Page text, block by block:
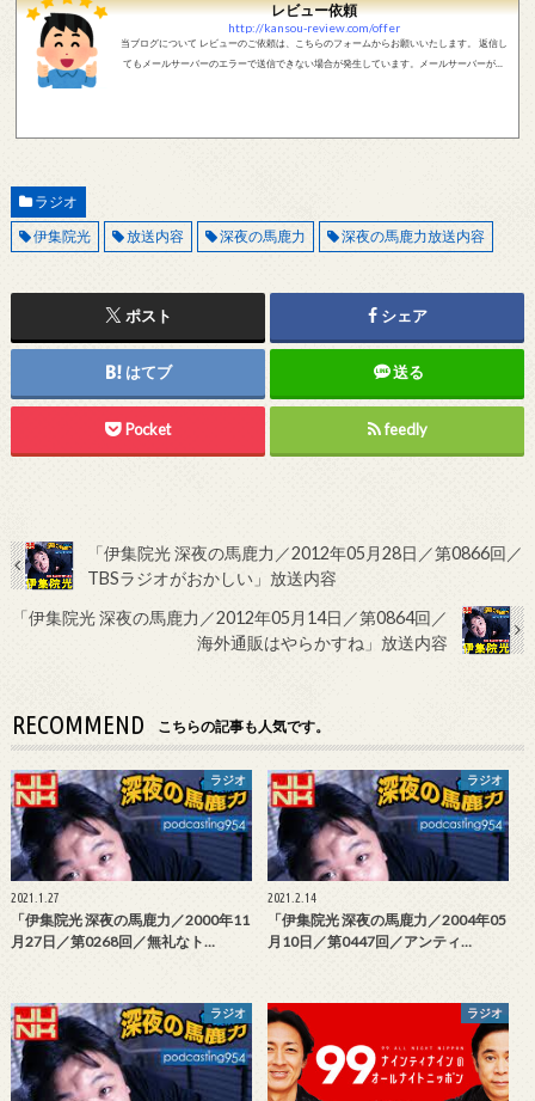
レビュー依頼
http://kansou-review.com/offer
当ブログについて レビューのご依頼は、こちらのフォームからお願いいたします。 返信し
てもメールサーバーのエラーで送信できない場合が発生しています。メールサーバーが正
ラジオ
伊集院光
放送内容 深夜の馬鹿力 深夜の馬鹿力放送内容
ポスト シェア
はてブ 送る
Pocket feedly
「伊集院光 深夜の馬鹿力／2012年05月28日／第0866回／
TBSラジオがおかしい」放送内容
「伊集院光 深夜の馬鹿力／2012年05月14日／第0864回／
海外通販はやらかすね」放送内容
RECOMMEND こちらの記事も人気です。
ラジオ
2021.1.27
「伊集院光 深夜の馬鹿力／2000年11
月27日／第0268回／無礼なト…
ラジオ
2021.2.14
「伊集院光 深夜の馬鹿力／2004年05
月10日／第0447回／アンティ…
ラジオ ラジオ